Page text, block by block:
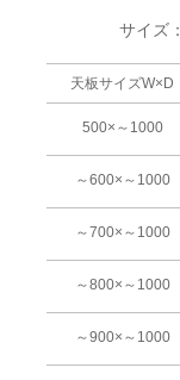
サイズ：
天板サイズW×D
500×～1000
～600×～1000
～700×～1000
～800×～1000
～900×～1000